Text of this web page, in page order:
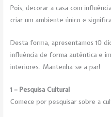
Pois, decorar a casa com
criar um ambiente único e
Desta forma, apresentamos 10
influência de forma autêntica e
interiores. Mantenha-se a par!
1 – Pesquisa Cultural
Comece por pesquisar sobre a